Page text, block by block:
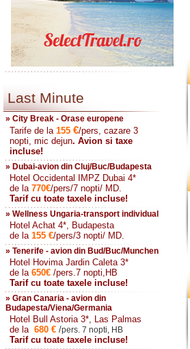
Last Minute
» City Break - Orase europene
Tarife de la 155 €/pers, cazare 3
nopti, mic dejun. Avion si taxe
incluse!
» Dubai-avion din Cluj/Buc/Budapesta
Hotel Occidental IMPZ Dubai 4*
de la 770€/pers/7 nopti/ MD.
Tarif cu toate taxele incluse!
» Wellness Ungaria-transport individual
Hotel Achat 4*, Budapesta
de la 155 €/pers/3 nopti/ MD.
» Tenerife - avion din Bud/Buc/Munchen
Hotel Hovima Jardin Caleta 3*
de la 650€ /pers.7 nopti,HB
Tarif cu toate taxele incluse!
» Gran Canaria - avion din
Budapesta/Viena/Germania
Hotel Bull Astoria 3*, Las Palmas
de la 680 € /pers. 7 nopti, HB
Tarif cu toate taxele incluse!